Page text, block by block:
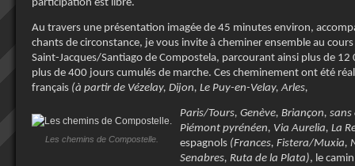
participation est libre.
Au travers une présentation imagée de 45 minutes environ,
chants de circonstance, je vous invite à cheminer ensemble au
Saint-Jacques/Santiago de Compostela, parcourant ainsi plus de
plus de 400 jours cumulés de marche. Ces cheminement ont été
français (à partir de Vézelay, Dijon, Le Puy-en-Velay, Arles,
Les chemins de Compostelle.
Paris/Tours, Genève, Briançon,
Piémont pyrénéen, Via Aurelia, La
espagnols (Frances, Fistera/Muxia,
Senabres, Ruta de la Plata), le